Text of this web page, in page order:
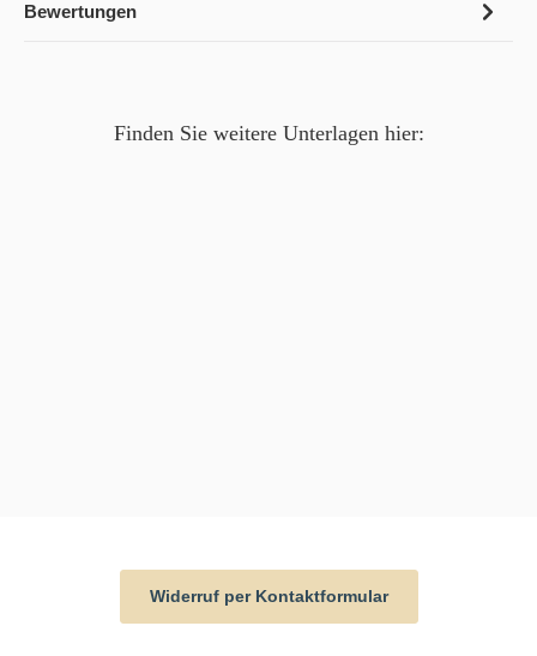
Bewertungen
Finden Sie weitere Unterlagen hier:
Widerruf per Kontaktformular